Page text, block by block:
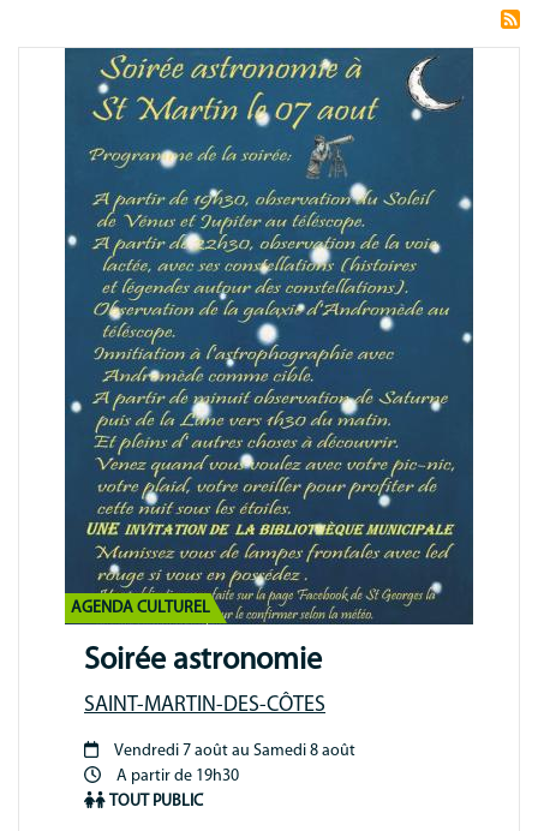
AGENDA CULTUREL
Soirée astronomie
SAINT-MARTIN-DES-CÔTES
Période
animation
Vendredi 7 août au Samedi 8 août
A partir de 19h30
TOUT PUBLIC